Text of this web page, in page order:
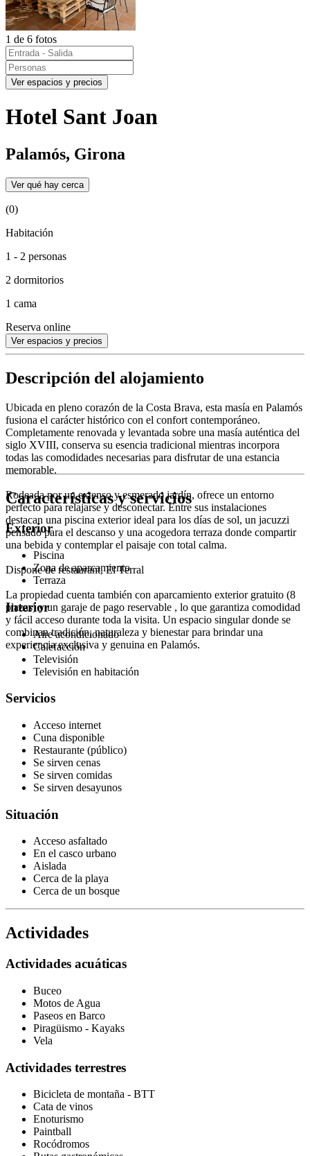
1 de 6 fotos
Ver espacios y precios
Hotel Sant Joan
Palamós, Girona
Ver qué hay cerca
(0)
Habitación
1 - 2 personas
2 dormitorios
1 cama
Reserva online
Ver espacios y precios
Descripción del alojamiento
Ubicada en pleno corazón de la Costa Brava, esta masía en Palamós
fusiona el carácter histórico con el confort contemporáneo.
Completamente renovada y levantada sobre una masía auténtica del
siglo XVIII, conserva su esencia tradicional mientras incorpora
todas las comodidades necesarias para disfrutar de una estancia
memorable.
Rodeada por un extenso y esmerado jardín, ofrece un entorno
perfecto para relajarse y desconectar. Entre sus instalaciones
destacan una piscina exterior ideal para los días de sol, un jacuzzi
pensado para el descanso y una acogedora terraza donde compartir
una bebida y contemplar el paisaje con total calma.
Dispone de restaurant, El Terral
La propiedad cuenta también con aparcamiento exterior gratuito (8
plazas) y un garaje de pago reservable , lo que garantiza comodidad
y fácil acceso durante toda la visita. Un espacio singular donde se
combinan tradición, naturaleza y bienestar para brindar una
experiencia exclusiva y genuina en Palamós.
Características y servicios
Exterior
Piscina
Zona de aparcamiento
Terraza
Interior
Aire acondicionado
Calefacción
Televisión
Televisión en habitación
Servicios
Acceso internet
Cuna disponible
Restaurante (público)
Se sirven cenas
Se sirven comidas
Se sirven desayunos
Situación
Acceso asfaltado
En el casco urbano
Aislada
Cerca de la playa
Cerca de un bosque
Actividades
Actividades acuáticas
Buceo
Motos de Agua
Paseos en Barco
Piragüismo - Kayaks
Vela
Actividades terrestres
Bicicleta de montaña - BTT
Cata de vinos
Enoturismo
Paintball
Rocódromos